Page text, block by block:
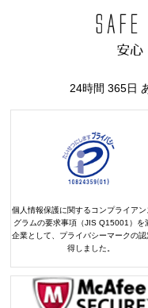
24時間 365日
個人情報保護に関するコンプライアン
グラムの要求事項（JIS Q15001）を
企業として、プライバシーマークの認
得しました。